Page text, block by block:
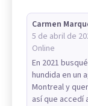
Carmen
5 de abril de
Online
En 2021
hundida en un
Montreal y
así que accedí